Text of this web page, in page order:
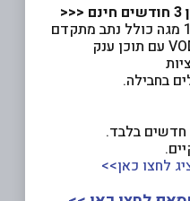
חדשים בלבד.
לחצו כאן>>